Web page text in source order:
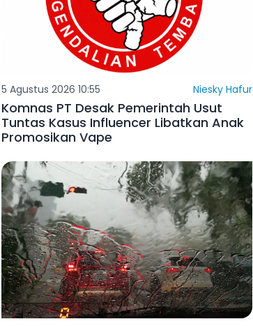
5 Agustus 2026 10:55 Niesky Hafur
Komnas PT Desak Pemerintah Usut
Tuntas Kasus Influencer Libatkan Anak
Promosikan Vape